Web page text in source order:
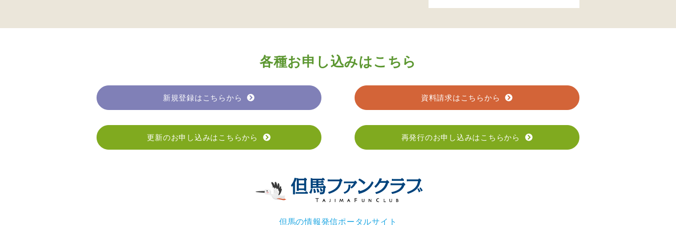
各種お申し込みはこちら
新規登録はこちらから 資料請求はこちらから
更新のお申し込みはこちらから 再発行のお申し込みはこちらから
但馬の情報発信ポータルサイト